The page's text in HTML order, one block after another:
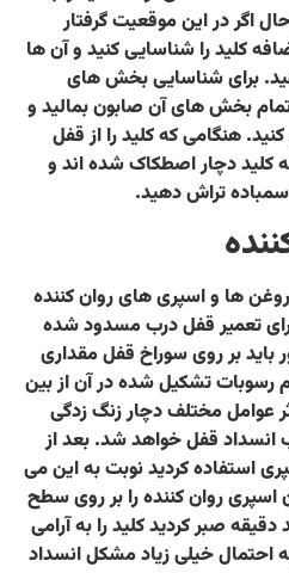
اگر در این موقعیت گرفتار
کلید را شناسایی کنید و آن ها
برای شناسایی بخش های
بخش های آن صابون بمالید و
هنگامی که کلید را از قفل
کلید دچار اصطکاک شده اند و
تراش دهید.
ها و اسپری های روان کننده
تعمیر قفل درب مسدود شده
بر روی سوراخ قفل مقداری
رسوبات تشکیل شده در آن از بین
عوامل مختلف دچار زنگ زدگی
قفل خواهد شد. بعد از
استفاده کردید نوبت به این می
روان کننده را بر روی سطح
دقیقه صبر کردید کلید را به آرامی
احتمال خیلی زیاد مشکل انسداد